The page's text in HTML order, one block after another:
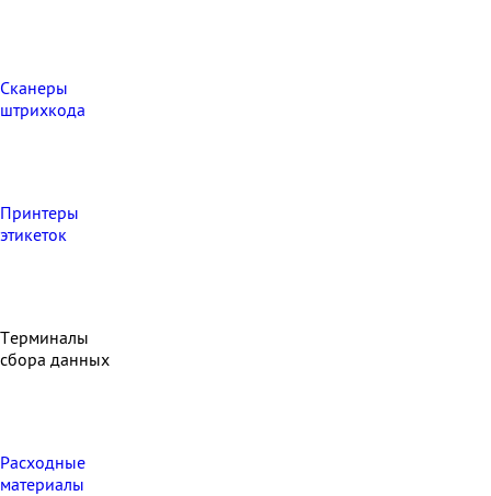
Сканеры
штрихкода
Принтеры
этикеток
Терминалы
сбора данных
Расходные
материалы